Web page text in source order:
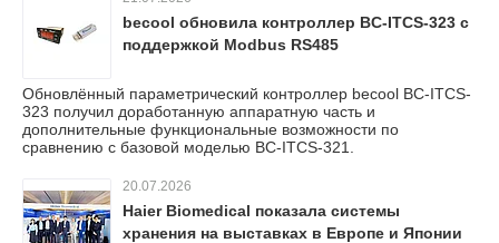
becool обновила контроллер BC-ITCS-323 с
поддержкой Modbus RS485
Обновлённый параметрический контроллер becool BC-ITCS-
323 получил доработанную аппаратную часть и
дополнительные функциональные возможности по
сравнению с базовой моделью BC-ITCS-321.
20.07.2026
Haier Biomedical показала системы
хранения на выставках в Европе и Японии